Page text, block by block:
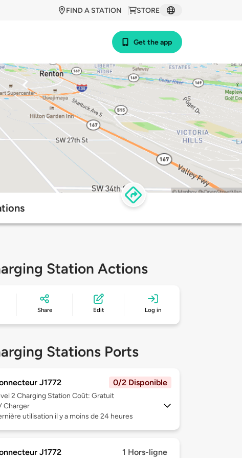
STORE
FIND A STATION
Get the app
Station Actions
Share Edit Log in
Stations Ports
J1772 0/2 Disponible
2 Charging Station Coût: Gratuit
Charger
utilisation il y a moins de 24 heures
J1772 1 Hors-ligne